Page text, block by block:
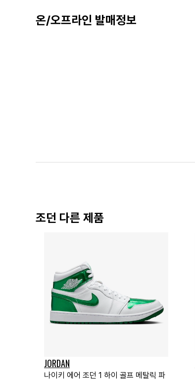
온/오프라인 발매정보
조던 다른 제품
JORDAN
나이키 에어 조던 1 하이 골프 메탈릭 파